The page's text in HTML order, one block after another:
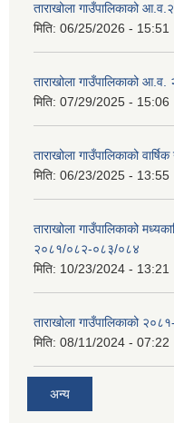
ताराखोला गाउँपालिकाको
मिति: 06/25/2026 - 15:51
ताराखोला गाउँपालिकाको
मिति: 07/29/2025 - 15:06
ताराखोला गाउँपालिकाको
मिति: 06/23/2025 - 13:55
ताराखोला गाउँपालिकाको
२०८१/०८२-०८३/०८४
मिति: 10/23/2024 - 13:21
ताराखोला गाउँपालिकाको
मिति: 08/11/2024 - 07:22
अन्य